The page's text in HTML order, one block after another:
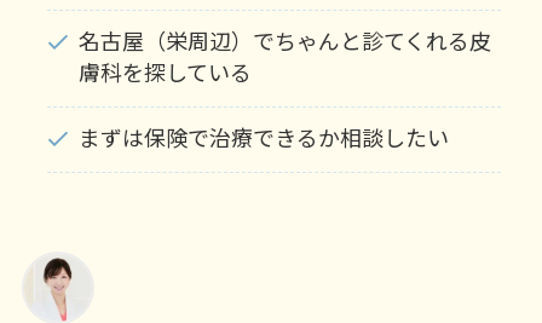
名古屋（栄周辺）でちゃんと診てくれる皮
膚科を探している
まずは保険で治療できるか相談したい